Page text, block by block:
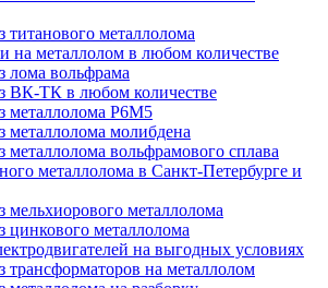
металлолома
на металлолом в любом количестве
лома вольфрама
ВК-ТК в любом количестве
металлолома Р6М5
молибдена
вольфрамового сплава
металлолома в Санкт-Петербурге и
металлолома
металлолома
на выгодных условиях
на металлолом